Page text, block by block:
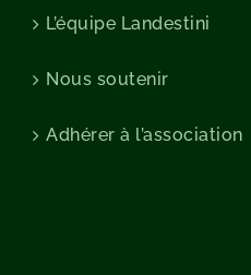
L’équipe Landestini
Nous soutenir
Adhérer à l’association